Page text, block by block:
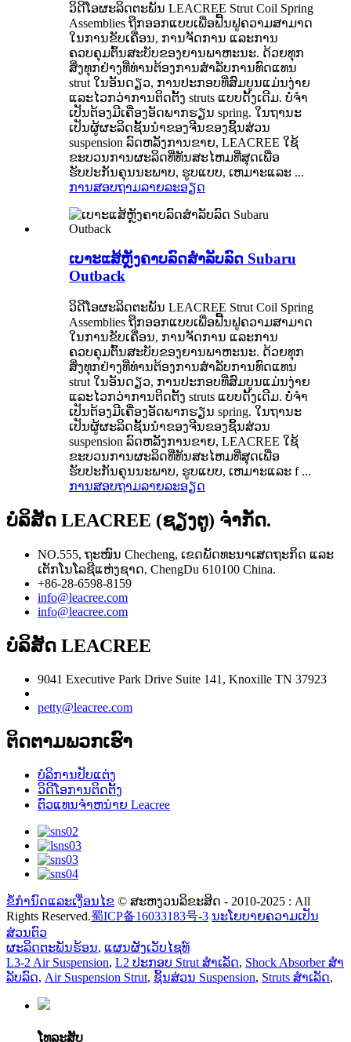
ວິດີໂອຜະລິດຕະພັນ LEACREE Strut Coil Spring
Assemblies ຖືກອອກແບບເພື່ອຟື້ນຟູຄວາມສາມາດ
ໃນການຂັບເຄື່ອນ, ການຈັດການ ແລະການ
ຄວບຄຸມຕົ້ນສະບັບຂອງຍານພາຫະນະ. ດ້ວຍທຸກ
ສິ່ງທຸກຢ່າງທີ່ທ່ານຕ້ອງການສໍາລັບການທົດແທນ
strut ໃນອັນດຽວ, ການປະກອບທີ່ສົມບູນແມ່ນງ່າຍ
ແລະໄວກວ່າການຕິດຕັ້ງ struts ແບບດັ້ງເດີມ. ບໍ່ຈໍາ
ເປັນຕ້ອງມີເຄື່ອງອັດພາກຮຽນ spring. ໃນຖານະ
ເປັນຜູ້ຜະລິດຊັ້ນນໍາຂອງຈີນຂອງຊິ້ນສ່ວນ
suspension ລົດຫລັງການຂາຍ, LEACREE ໃຊ້
ຂະບວນການຜະລິດທີ່ທັນສະໄຫມທີ່ສຸດເພື່ອ
ຮັບປະກັນຄຸນນະພາບ, ຮູບແບບ, ເຫມາະແລະ ...
ການສອບຖາມລາຍລະອຽດ
ເບາະແສ້ຫຼັງຄາບລົດສຳລັບລົດ Subaru
Outback
ວິດີໂອຜະລິດຕະພັນ LEACREE Strut Coil Spring
Assemblies ຖືກອອກແບບເພື່ອຟື້ນຟູຄວາມສາມາດ
ໃນການຂັບເຄື່ອນ, ການຈັດການ ແລະການ
ຄວບຄຸມຕົ້ນສະບັບຂອງຍານພາຫະນະ. ດ້ວຍທຸກ
ສິ່ງທຸກຢ່າງທີ່ທ່ານຕ້ອງການສໍາລັບການທົດແທນ
strut ໃນອັນດຽວ, ການປະກອບທີ່ສົມບູນແມ່ນງ່າຍ
ແລະໄວກວ່າການຕິດຕັ້ງ struts ແບບດັ້ງເດີມ. ບໍ່ຈໍາ
ເປັນຕ້ອງມີເຄື່ອງອັດພາກຮຽນ spring. ໃນຖານະ
ເປັນຜູ້ຜະລິດຊັ້ນນໍາຂອງຈີນຂອງຊິ້ນສ່ວນ
suspension ລົດຫລັງການຂາຍ, LEACREE ໃຊ້
ຂະບວນການຜະລິດທີ່ທັນສະໄຫມທີ່ສຸດເພື່ອ
ຮັບປະກັນຄຸນນະພາບ, ຮູບແບບ, ເຫມາະແລະ f ...
ການສອບຖາມລາຍລະອຽດ
ບໍລິສັດ LEACREE (ຊຽງຕູ) ຈຳກັດ.
NO.555, ຖະໜົນ Checheng, ເຂດພັດທະນາເສດຖະກິດ ແລະ
ເຕັກໂນໂລຊີແຫ່ງຊາດ, ChengDu 610100 China.
+86-28-6598-8159
info@leacree.com
info@leacree.com
ບໍລິສັດ LEACREE
9041 Executive Park Drive Suite 141, Knoxille TN 37923
petty@leacree.com
ຕິດຕາມພວກເຮົາ
ບໍລິການປັບແຕ່ງ
ວິດີໂອການຕິດຕັ້ງ
ຕົວແທນຈໍາຫນ່າຍ Leacree
ຂໍ້ກໍານົດແລະເງື່ອນໄຂ © ສະຫງວນລິຂະສິດ - 2010-2025 : All
Rights Reserved.蜀ICP备16033183号-3 ນະໂຍບາຍຄວາມເປັນ
ສ່ວນຕົວ
ຜະລິດຕະພັນຮ້ອນ, ແຜນຜັງເວັບໄຊທ໌
L3-2 Air Suspension, L2 ປະກອບ Strut ສໍາເລັດ, Shock Absorber ສໍາ
ລັບລົດ, Air Suspension Strut, ຊິ້ນສ່ວນ Suspension, Struts ສໍາເລັດ,
ໂທລະສັບ